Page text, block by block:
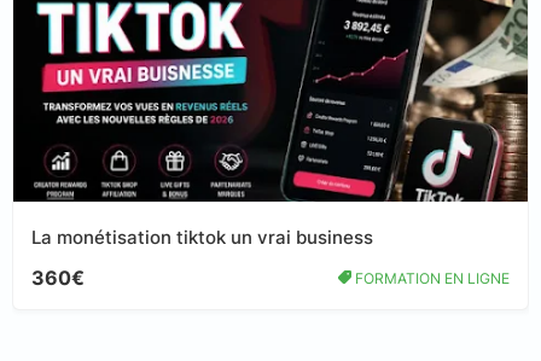
La monétisation tiktok un vrai business
360€ FORMATION EN LIGNE